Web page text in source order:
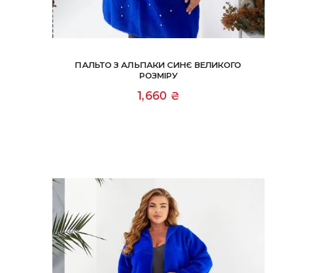
ПАЛЬТО З АЛЬПАКИ СИНЄ ВЕЛИКОГО
РОЗМІРУ
1,660 ₴